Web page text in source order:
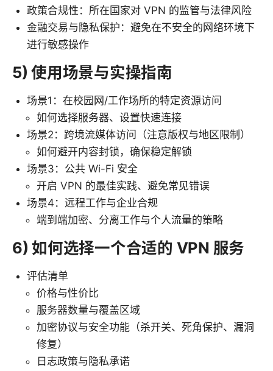
政策合规性：所在国家对 VPN 的监管与法律风险
金融交易与隐私保护：避免在不安全的网络环境下
进行敏感操作
5) 使用场景与实操指南
场景1：在校园网/工作场所的特定资源访问
如何选择服务器、设置快速连接
场景2：跨境流媒体访问（注意版权与地区限制）
如何避开内容封锁，确保稳定解锁
场景3：公共 Wi-Fi 安全
开启 VPN 的最佳实践、避免常见错误
场景4：远程工作与企业合规
端到端加密、分离工作与个人流量的策略
6) 如何选择一个合适的 VPN 服务
评估清单
价格与性价比
服务器数量与覆盖区域
加密协议与安全功能（杀开关、死角保护、漏洞
修复）
日志政策与隐私承诺